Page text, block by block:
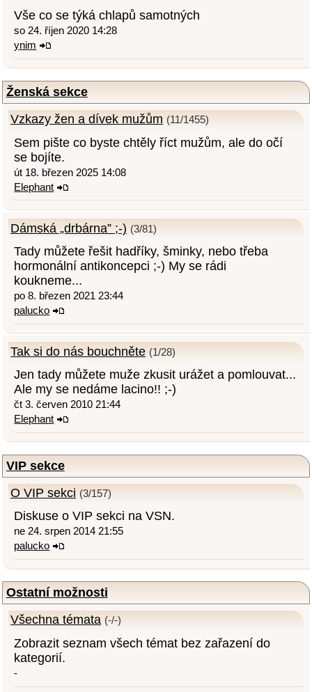
Vše co se týká chlapů samotných
so 24. říjen 2020 14:28
ynim
Ženská sekce
Vzkazy žen a dívek mužům (11/1455)
Sem pište co byste chtěly říct mužům, ale do očí
se bojíte.
út 18. březen 2025 14:08
Elephant
Dámská „drbárna” ;-) (3/81)
Tady můžete řešit hadříky, šminky, nebo třeba
hormonální antikoncepci ;-) My se rádi
koukneme...
po 8. březen 2021 23:44
palucko
Tak si do nás bouchněte (1/28)
Jen tady můžete muže zkusit urážet a pomlouvat...
Ale my se nedáme lacino!! ;-)
čt 3. červen 2010 21:44
Elephant
VIP sekce
O VIP sekci (3/157)
Diskuse o VIP sekci na VSN.
ne 24. srpen 2014 21:55
palucko
Ostatní možnosti
Všechna témata (-/-)
Zobrazit seznam všech témat bez zařazení do
kategorií.
-